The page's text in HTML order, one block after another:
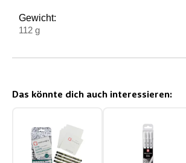
Gewicht:
112 g
Das könnte dich auch interessieren: